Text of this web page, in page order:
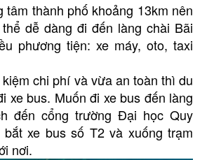
tâm thành phố khoảng 13km nên
dễ dàng đi đến làng chài Bãi
phương tiện: xe máy, oto, taxi
chi phí và vừa an toàn thì du
xe bus. Muốn đi xe bus đến làng
đến cổng trường Đại học Quy
xe bus số T2 và xuống trạm
nơi.